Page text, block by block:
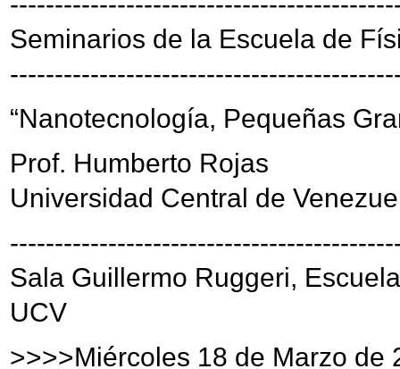
Seminarios de la Escuela de
“Nanotecnología, Pequeñas
Prof. Humberto Rojas
Universidad Central de
Sala Guillermo Ruggeri,
UCV
>>>>Miércoles 18 de Marzo de